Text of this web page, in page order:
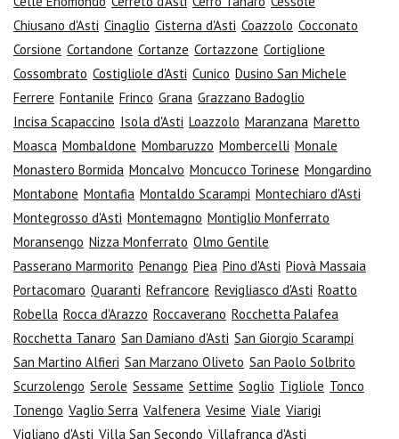
Chiusano d'Asti Cinaglio Cisterna d'Asti Coazzolo Cocconato
Corsione Cortandone Cortanze Cortazzone Cortiglione
Cossombrato Costigliole d'Asti Cunico Dusino San Michele
Ferrere Fontanile Frinco Grana Grazzano Badoglio
Incisa Scapaccino Isola d'Asti Loazzolo Maranzana Maretto
Moasca Mombaldone Mombaruzzo Mombercelli Monale
Monastero Bormida Moncalvo Moncucco Torinese Mongardino
Montabone Montafia Montaldo Scarampi Montechiaro d'Asti
Montegrosso d'Asti Montemagno Montiglio Monferrato
Moransengo Nizza Monferrato Olmo Gentile
Passerano Marmorito Penango Piea Pino d'Asti Piovà Massaia
Portacomaro Quaranti Refrancore Revigliasco d'Asti Roatto
Robella Rocca d'Arazzo Roccaverano Rocchetta Palafea
Rocchetta Tanaro San Damiano d'Asti San Giorgio Scarampi
San Martino Alfieri San Marzano Oliveto San Paolo Solbrito
Scurzolengo Serole Sessame Settime Soglio Tigliole Tonco
Tonengo Vaglio Serra Valfenera Vesime Viale Viarigi
Vigliano d'Asti Villa San Secondo Villafranca d'Asti